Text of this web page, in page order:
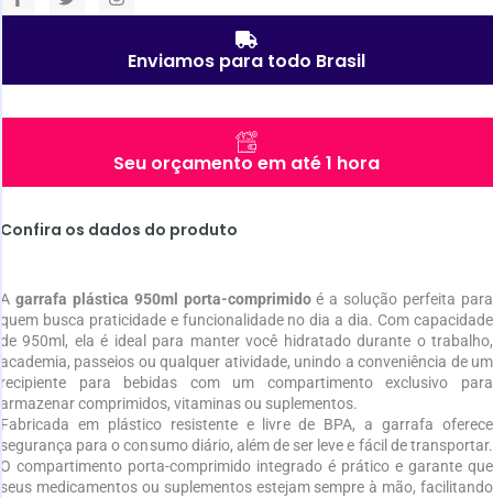
Enviamos para todo Brasil
Seu orçamento em até 1 hora
Confira os dados do produto
A garrafa plástica 950ml porta-comprimidoé a solução perfeita para
quem busca praticidade e funcionalidade no dia a dia. Com capacidade
de 950ml, ela é ideal para manter você hidratado durante o trabalho,
academia, passeios ou qualquer atividade, unindo a conveniência de um
recipiente para bebidas com um compartimento exclusivo para
armazenar comprimidos, vitaminas ou suplementos.
Fabricada em plástico resistente e livre de BPA, a garrafa oferece
segurança para o consumo diário, além de ser leve e fácil de transportar.
O compartimento porta-comprimido integrado é prático e garante que
seus medicamentos ou suplementos estejam sempre à mão, facilitando